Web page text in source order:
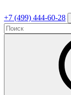
+7 (499) 444-60-28